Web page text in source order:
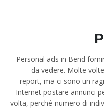
Personal ads in Bend
da vedere. Molte
report, ma ci sono un
Internet postare annunci
volta, perché numero di